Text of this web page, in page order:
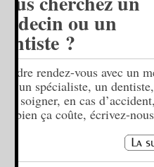
médecin ou un
dentiste ?
Prendre rendez-vous avec un
avec un spécialiste, un
faire soigner, en cas
combien ça coûte, écrivez-